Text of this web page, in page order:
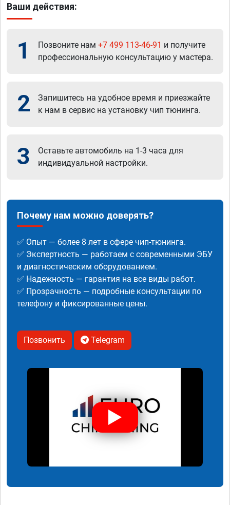
Ваши действия:
1 Позвоните нам +7 499 113-46-91 и получите
профессиональную консультацию у мастера.
2
Запишитесь на удобное время и приезжайте
к нам в сервис на установку чип тюнинга.
3
Оставьте автомобиль на 1-3 часа для
индивидуальной настройки.
Почему нам можно доверять?
✅ Опыт — более 8 лет в сфере чип-тюнинга.
✅ Экспертность — работаем с современными ЭБУ
и диагностическим оборудованием.
✅ Надежность — гарантия на все виды работ.
✅ Прозрачность — подробные консультации по
телефону и фиксированные цены.
Позвонить Telegram